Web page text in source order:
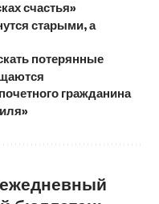
счастья»
старыми, а
потерянные
гражданина